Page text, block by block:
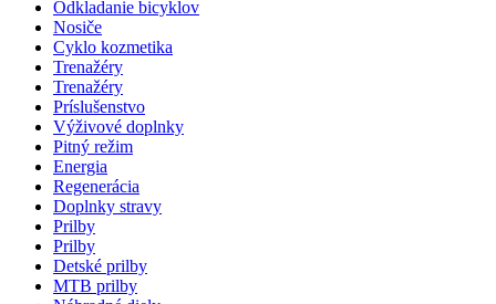
Odkladanie bicyklov
Nosiče
Cyklo kozmetika
Trenažéry
Trenažéry
Príslušenstvo
Výživové doplnky
Pitný režim
Energia
Regenerácia
Doplnky stravy
Prilby
Prilby
Detské prilby
MTB prilby